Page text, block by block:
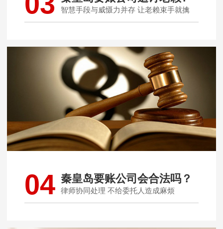
智慧手段与威慑力并存 让老赖束手就擒
04 秦皇岛要账公司会合法吗？
律师协同处理 不给委托人造成麻烦